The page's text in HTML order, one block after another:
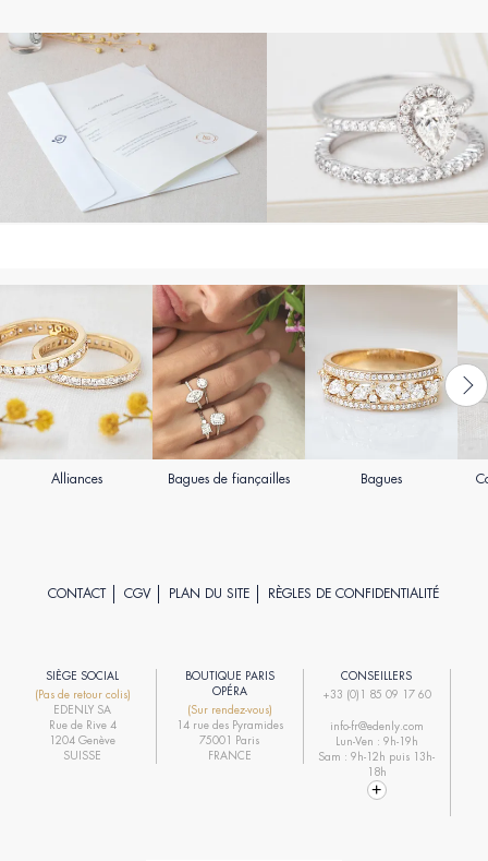
Alliances Bagues de fiançailles Bagues
CONTACT CGV PLAN DU SITE RÈGLES DE CONFIDENTIALITÉ
SIÈGE SOCIAL
(Pas de retour colis)
EDENLY SA
Rue de Rive 4
1204 Genève
SUISSE
BOUTIQUE PARIS
OPÉRA
(Sur rendez-vous)
14 rue des Pyramides
75001 Paris
FRANCE
CONSEILLERS
+33 (0)1 85 09 17 60
info-fr@edenly.com
Lun-Ven : 9h-19h
Sam : 9h-12h puis 13h-
18h